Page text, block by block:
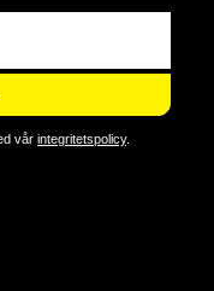
vår integritetspolicy.